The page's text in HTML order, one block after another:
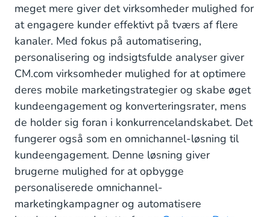
meget mere giver det virksomheder mulighed for
at engagere kunder effektivt på tværs af flere
kanaler. Med fokus på automatisering,
personalisering og indsigtsfulde analyser giver
CM.com virksomheder mulighed for at optimere
deres mobile marketingstrategier og skabe øget
kundeengagement og konverteringsrater, mens
de holder sig foran i konkurrencelandskabet. Det
fungerer også som en omnichannel-løsning til
kundeengagement. Denne løsning giver
brugerne mulighed for at opbygge
personaliserede omnichannel-
marketingkampagner og automatisere